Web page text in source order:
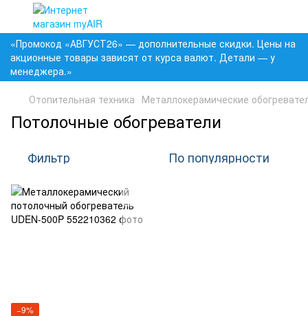
«Промокод «АВГУСТ26» — дополнительные скидки. Цены на
акционные товары зависят от курса валют. Детали — у
менеджера.»
Отопительная техника Металлокерамические
Потолочные обогреватели
Фильтр По популярности
−9%